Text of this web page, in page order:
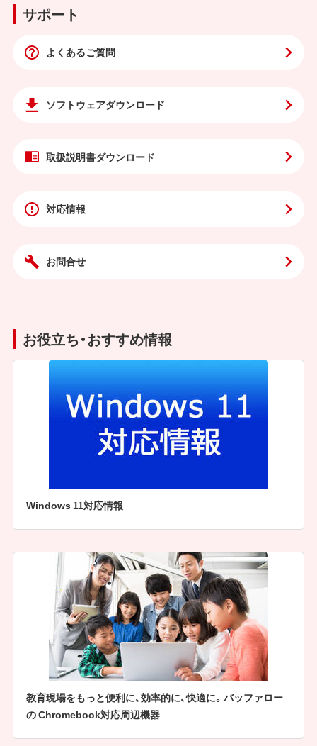
サポート
よくあるご質問
ソフトウェアダウンロード
取扱説明書ダウンロード
対応情報
お問合せ
お役立ち・おすすめ情報
Windows 11対応情報
教育現場をもっと便利に、効率的に、快適に。バッファロー
の Chromebook対応周辺機器